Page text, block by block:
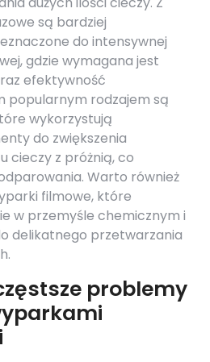
są bardziej
do intensywnej
gdzie wymagana jest
efektywność
popularnym rodzajem są
wykorzystują
do zwiększenia
cieczy z próżnią, co
Warto również
filmowe, które
w przemyśle chemicznym i
delikatnego przetwarzania
problemy